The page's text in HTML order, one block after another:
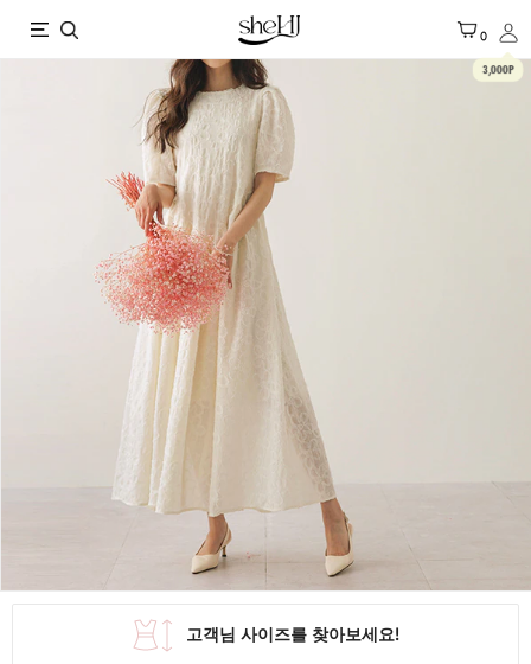
X 0
3,000P